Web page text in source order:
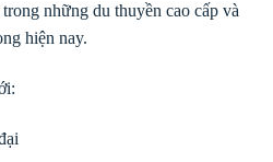
những du thuyền cao cấp và
hiện nay.